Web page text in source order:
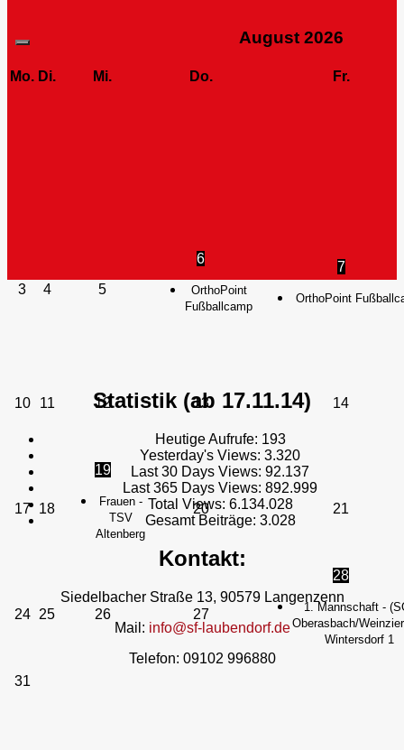
August 2026
Mo. Di. Mi. Do. Fr.
3 4 5
6
OrthoPoint
Fußballcamp
7
OrthoPoint
10 11 12 13 14
17 18
19
Frauen -
TSV
Altenberg
20 21
24 25 26 27
28
1. Mannschaft -
Oberasbach/
Wintersdorf 1
31
Statistik (ab 17.11.14)
Heutige Aufrufe: 193
Yesterday's Views: 3.320
Last 30 Days Views: 92.137
Last 365 Days Views: 892.999
Total Views: 6.134.028
Gesamt Beiträge: 3.028
Kontakt:
Siedelbacher Straße 13, 90579 Langenzenn
Mail: info@sf-laubendorf.de
Telefon: 09102 996880